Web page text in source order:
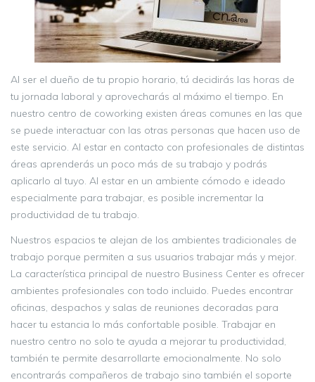
Al ser el dueño de tu propio horario, tú decidirás las horas de
tu jornada laboral y aprovecharás al máximo el tiempo. En
nuestro centro de coworking existen áreas comunes en las que
se puede interactuar con las otras personas que hacen uso de
este servicio. Al estar en contacto con profesionales de distintas
áreas aprenderás un poco más de su trabajo y podrás
aplicarlo al tuyo. Al estar en un ambiente cómodo e ideado
especialmente para trabajar, es posible incrementar la
productividad de tu trabajo.
Nuestros espacios te alejan de los ambientes tradicionales de
trabajo porque permiten a sus usuarios trabajar más y mejor.
La característica principal de nuestro Business Center es ofrecer
ambientes profesionales con todo incluido. Puedes encontrar
oficinas, despachos y salas de reuniones decoradas para
hacer tu estancia lo más confortable posible. Trabajar en
nuestro centro no solo te ayuda a mejorar tu productividad,
también te permite desarrollarte emocionalmente. No solo
encontrarás compañeros de trabajo sino también el soporte